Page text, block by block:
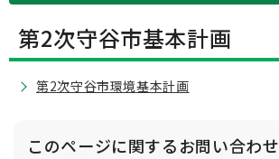
第2次守谷市基本計画
第2次守谷市環境基本計画
このページに関するお問い合わせ